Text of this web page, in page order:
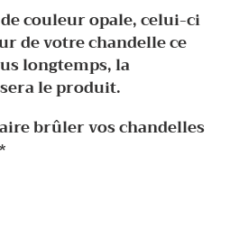
couleur opale, celui-ci
de votre chandelle ce
longtemps, la
le produit.
brûler vos chandelles